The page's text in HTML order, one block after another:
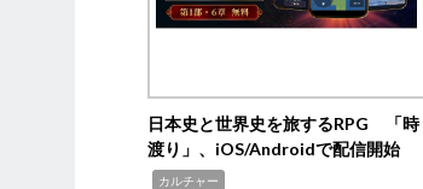
日本史と世界史を旅するRPG 「時
渡り」、iOS/Androidで配信開始
カルチャー